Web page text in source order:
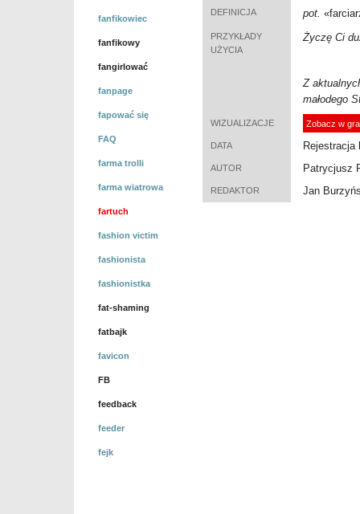
fanfikowiec
fanfikowy
fangirlować
fanpage
fapować się
FAQ
farma trolli
farma wiatrowa
fartuch
fashion victim
fashionista
fashionistka
fat-shaming
fatbajk
favicon
FB
feedback
feeder
fejk
DEFINICJA pot. «
PRZYKŁADY
UŻYCIA
Życzę Ci
Z
małodego
WIZUALIZACJE Zobacz w
DATA Rejestracja
AUTOR Patrycjusz
REDAKTOR Jan